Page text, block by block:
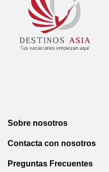
Sobre nosotros
Contacta con nosotros
Preguntas Frecuentes